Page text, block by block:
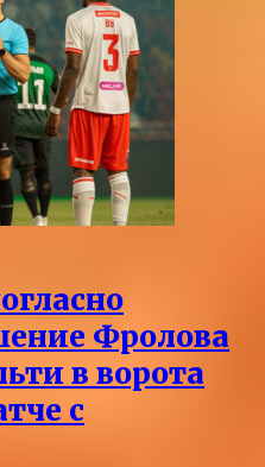
Фролова
в ворота
с